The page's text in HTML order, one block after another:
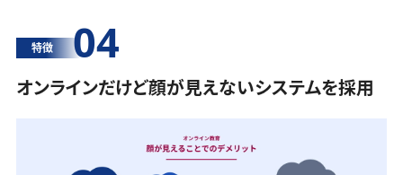
特徴 04
オンラインだけど顔が見えないシステムを採用